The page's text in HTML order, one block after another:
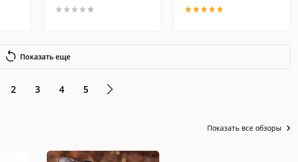
(пластик, Max-5)
более 3,0 Дж
Показать еще
2 3 4 5
Показать все обзоры